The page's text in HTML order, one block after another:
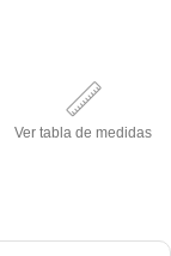
Ver tabla de medidas